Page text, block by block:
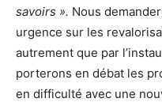
savoirs ». Nous
urgence sur les
autrement que par
porterons en débat les
en difficulté avec une